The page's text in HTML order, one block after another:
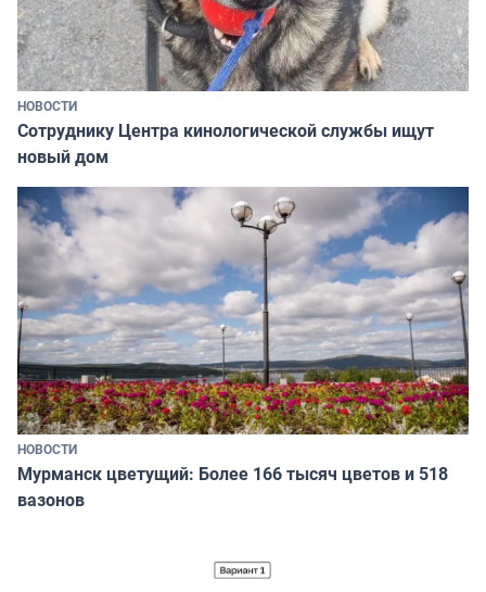
НОВОСТИ
Сотруднику Центра кинологической службы ищут
новый дом
НОВОСТИ
Мурманск цветущий: Более 166 тысяч цветов и 518
вазонов